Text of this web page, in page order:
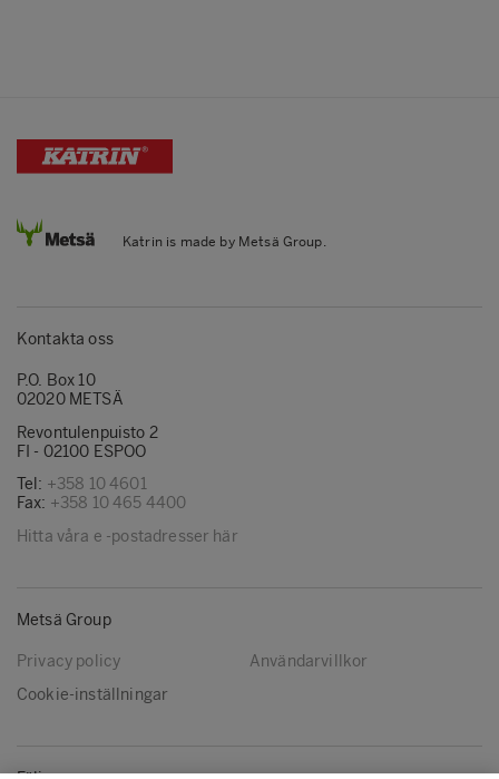
Katrin is made by Metsä Group.
Kontakta oss
P.O. Box 10
02020 METSÄ
Revontulenpuisto 2
FI - 02100 ESPOO
Tel: +358 10 4601
Fax: +358 10 465 4400
Hitta våra e -postadresser här
Metsä Group
Privacy policy
Användarvillkor
Cookie-inställningar